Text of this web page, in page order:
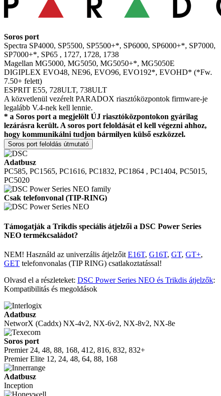
Soros port
Spectra SP4000, SP5500, SP5500+*, SP6000, SP6000+*, SP7000,
SP7000+*, SP65 , 1727, 1728, 1738
Magellan MG5000, MG5050, MG5050+*, MG5050E
DIGIPLEX EVO48, NE96, EVO96, EVO192*, EVOHD* (*Fw.
7.50+ felett)
ESPRIT E55, 728ULT, 738ULT
A közvetlenül vezérelt PARADOX riasztóközpontok firmware-je
legalább V.4-nek kell lennie.
* a Soros porta megjelölt ÚJ riasztóközpontokon gyárilag
lezárásra került. A soros port feloldását el kell végezni ahhoz,
hogy kommunikálni tudjon bármilyen külső eszközzel.
Soros port feloldás útmutató
Adatbusz
PC585, PC1565, PC1616, PC1832, PC1864 , PC1404, PC5015,
PC5020
Csak telefonvonal (TIP-RING)
Támogatják a Trikdis speciális átjelzői a DSC Power Series
NEO termékcsaládot?
NEM! Használd az univerzális átjelzőit E16T, G16T, GT, GT+,
GET telefonvonalas (TIP RING) csatlakoztatással!
Olvasd el a részleteket: DSC Power Series NEO és Trikdis átjelzők:
Kompatibilitás és megoldások
Adatbusz
NetworX (Caddx) NX-4v2, NX-6v2, NX-8v2, NX-8e
Soros port
Premier 24, 48, 88, 168, 412, 816, 832, 832+
Premier Elite 12, 24, 48, 64, 88, 168
Adatbusz
Inception